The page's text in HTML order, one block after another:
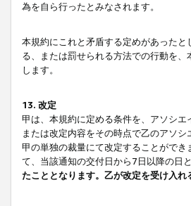
為を自ら行ったとみなされます。
本規約にこれと矛盾する定めがあった
る、または罰せられる方法での行動を
します。
13. 改定
甲は、本規約に定める条件を、アソシ
または改定内容をその時点で乙のアソ
甲の単独の裁量にて改定することがで
て、当該通知の交付日から7日以降の日と
たこととなります。乙が改定を受け入